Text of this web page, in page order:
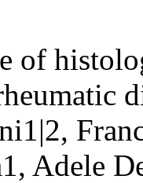
of
Adele